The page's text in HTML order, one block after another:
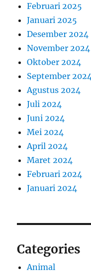
Februari 2025
Januari 2025
Desember 2024
November 2024
Oktober 2024
September 2024
Agustus 2024
Juli 2024
Juni 2024
Mei 2024
April 2024
Maret 2024
Februari 2024
Januari 2024
Categories
Animal